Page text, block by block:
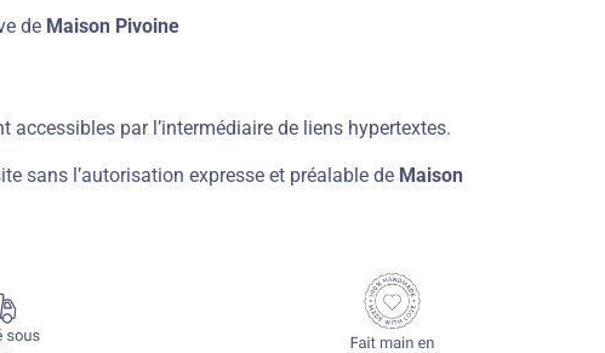
de Maison Pivoine
accessibles par l’intermédiaire de liens hypertextes.
sans l’autorisation expresse et préalable de Maison